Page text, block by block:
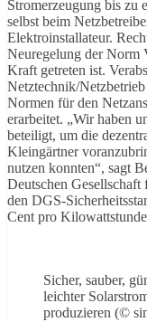
Stromerzeugung bis zu
selbst beim
Elektroinstallateur.
Neuregelung der
Kraft getreten ist.
Netztechnik/
Normen für den
erarbeitet. „Wir haben
beteiligt, um die
Kleingärtner
nutzen konnten“, sagt
Deutschen
den DGS-
Cent pro
Sicher, sauber,
leichter
produzieren (©